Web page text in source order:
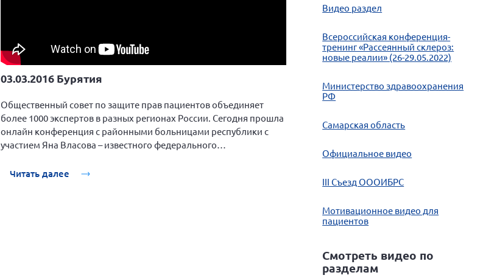
03.03.2016 Бурятия
Общественный совет по защите прав пациентов объединяет
более 1000 экспертов в разных регионах России. Сегодня прошла
онлайн конференция с районными больницами республики с
участием Яна Власова – известного федерального
Читать далее
Видео раздел
Всероссийская конференция-
тренинг «Рассеянный склероз:
новые реалии» (26-29.05.2022)
Министерство здравоохранения
РФ
Самарская область
Официальное видео
III Cъезд ОООИБРС
Мотивационное видео для
пациентов
Смотреть видео по
разделам